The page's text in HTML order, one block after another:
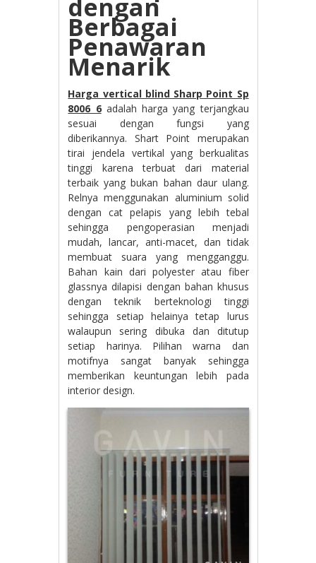
dengan
Berbagai
Penawaran
Menarik
Harga vertical blind Sharp Point Sp
8006 6adalah harga yang terjangkau
sesuai dengan fungsi yang
diberikannya. Shart Point merupakan
tirai jendela vertikal yang berkualitas
tinggi karena terbuat dari material
terbaik yang bukan bahan daur ulang.
Relnya menggunakan aluminium solid
dengan cat pelapis yang lebih tebal
sehingga pengoperasian menjadi
mudah, lancar, anti-macet, dan tidak
membuat suara yang mengganggu.
Bahan kain dari polyester atau fiber
glassnya dilapisi dengan bahan khusus
dengan teknik berteknologi tinggi
sehingga setiap helainya tetap lurus
walaupun sering dibuka dan ditutup
setiap harinya. Pilihan warna dan
motifnya sangat banyak sehingga
memberikan keuntungan lebih pada
interior design.